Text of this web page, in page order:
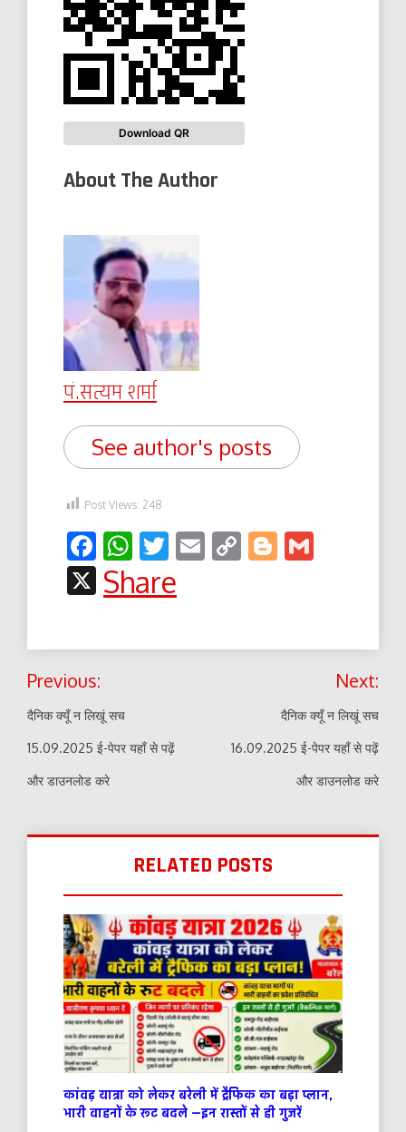
Download QR
About The Author
पं.सत्यम शर्मा
See author's posts
Post Views: 248
Facebook
WhatsApp
Twitter
EmailCopyBlogger
X
Share
Post
navigation
Previous:
दैनिक क्यूँ न लिखूं सच
15.09.2025 ई-पेपर यहाँ से पढ़ें
और डाउनलोड करे
Next:
दैनिक क्यूँ न लिखूं सच
16.09.2025 ई-पेपर यहाँ से पढ़ें
और डाउनलोड करे
RELATED POSTS
कांवड़ यात्रा को लेकर बरेली में ट्रैफिक का बड़ा प्लान,
भारी वाहनों के रूट बदले —इन रास्तों से ही गुजरें